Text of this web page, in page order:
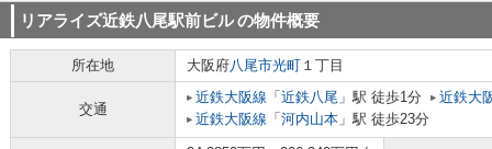
リアライズ近鉄八尾駅前ビルの物件概要
所在地 大阪府八尾市光町 １丁目
交通
近鉄大阪線 「 近鉄八尾 」駅 徒歩1分
近鉄大
近鉄大阪線 「 河内山本 」駅 徒歩23分